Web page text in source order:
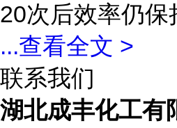
20次后效率仍保
...查看全文 >
联系我们
湖北成丰化工有